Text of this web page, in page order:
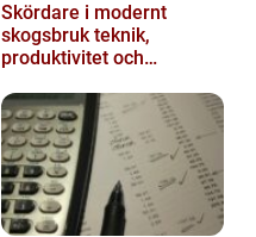
Skördare i modernt
skogsbruk teknik,
produktivitet och